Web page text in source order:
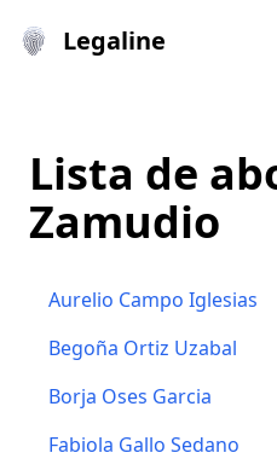
Legaline
Lista de
Zamudio
Aurelio Campo Iglesias
Begoña Ortiz Uzabal
Borja Oses Garcia
Fabiola Gallo Sedano